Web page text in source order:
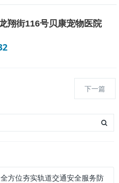
翔街116号贝康宠物医院
下一篇
方位夯实轨道交通安全服务防